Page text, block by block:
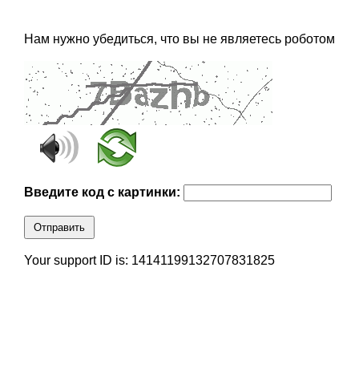
Нам нужно убедиться, что вы не являетесь роботом
Введите код с картинки:
Отправить
Your support ID is: 14141199132707831825